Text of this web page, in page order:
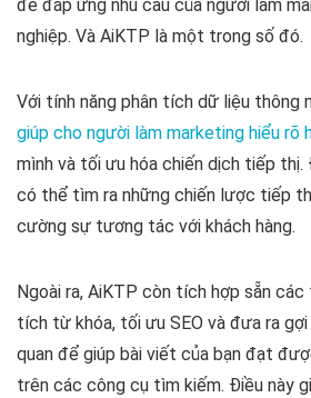
để đáp ứng nhu cầu của người làm
nghiệp. Và AiKTP là một trong số đó.
Với tính năng phân tích dữ liệu thông
giúp cho người làm marketing hiểu rõ
mình và tối ưu hóa chiến dịch tiếp thị.
có thể tìm ra những chiến lược tiếp
cường sự tương tác với khách hàng.
Ngoài ra, AiKTP còn tích hợp sẵn các
tích từ khóa, tối ưu SEO và đưa ra
quan để giúp bài viết của bạn đạt
trên các công cụ tìm kiếm. Điều này